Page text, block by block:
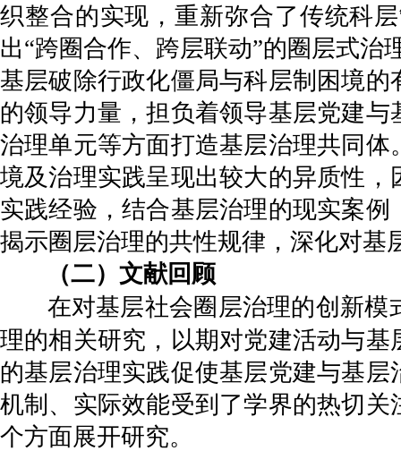
织整合的实现，重新弥合了传统科
出“跨圈合作、跨层联动”的圈层式
基层破除行政化僵局与科层制困境
的领导力量，担负着领导基层党建
治理单元等方面打造基层治理共同
境及治理实践呈现出较大的异质性
实践经验，结合基层治理的现实案
揭示圈层治理的共性规律，深化对基
（二）文献回顾
在对基层社会圈层治理的创新
理的相关研究，以期对党建活动与
的基层治理实践促使基层党建与基
机制、实际效能受到了学界的热切
个方面展开研究。